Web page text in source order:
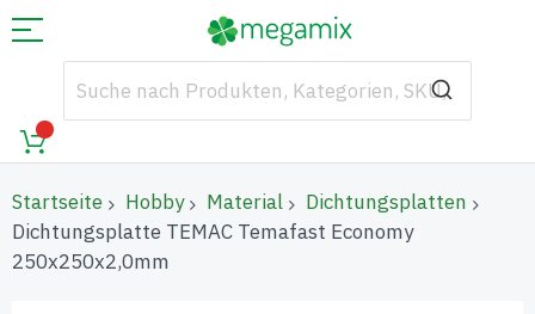
Startseite Hobby Material
Dichtungsplatten
Dichtungsplatte TEMAC Temafast Economy
250x250x2,0mm